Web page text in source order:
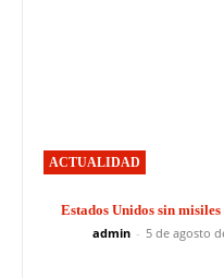
ACTUALIDAD
Estados Unidos sin
admin - 5 de agosto